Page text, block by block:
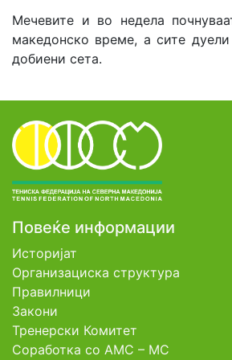
Мечевите и во недела
македонско време, а сите
добиени сета.
Повеќе информации
Историјат
Организациска структура
Правилници
Закони
Тренерски Комитет
Соработка со АМС – МС